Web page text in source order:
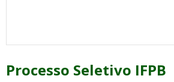
Processo Seletivo IFPB